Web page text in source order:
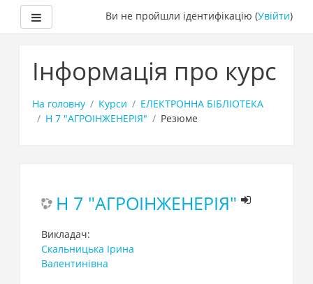
головного
Бокова панельВи не пройшли ідентифікацію (Увійти)
Інформація про курс
На головну Курси
ЕЛЕКТРОННА БІБЛІОТЕКА
H 7 "АГРОІНЖЕНЕРІЯ"
Резюме
H 7 "АГРОІНЖЕНЕРІЯ"
Викладач:
Скальницька Ірина
Валентинівна